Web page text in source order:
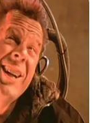
de
la
causado al río
ribereñas
hacer. La